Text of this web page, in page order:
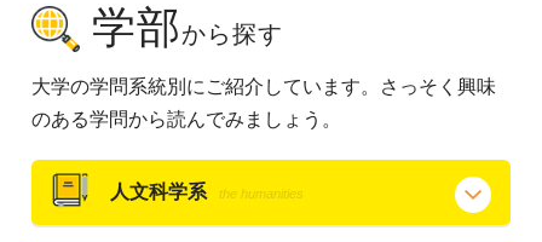
学部から探す
大学の学問系統別にご紹介しています。さっそく興味
のある学問から読んでみましょう。
人文科学系 the humanities